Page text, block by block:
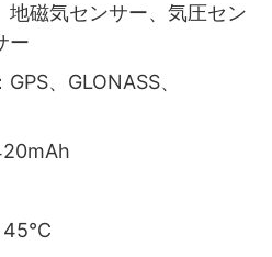
地磁気センサー、気圧セン
ー
、GLONASS、
45℃